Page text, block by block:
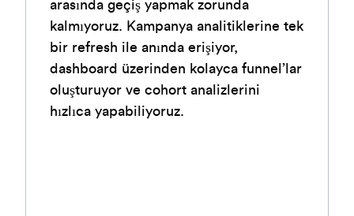
edip müşteri davranışlarını gerçek
zamanlı analiz edebilmek,
müşterilerimizle kurduğumuz etkileşimi
tamamen dönüştürdü. CleverTap,
sadakat programımız genelinde müşteri
içgörüsünü derinleştiren ve etkileşimi